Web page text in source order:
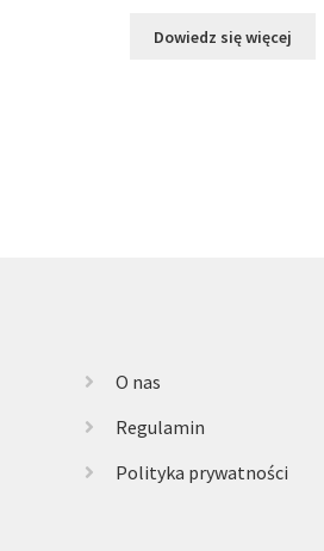
Dowiedz się więcej
O nas
Regulamin
Polityka prywatności